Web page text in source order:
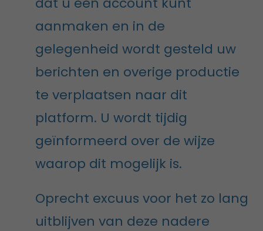
aanmaken en in de
gelegenheid wordt gesteld uw
berichten en overige productie
te verplaatsen naar dit
platform. U wordt tijdig
geïnformeerd over de wijze
waarop dit mogelijk is.
Oprecht excuus voor het zo lang
uitblijven van deze nadere